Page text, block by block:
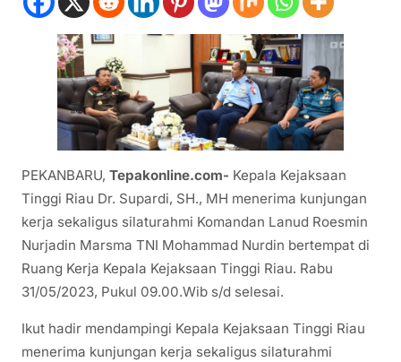
PEKANBARU, Tepakonline.com- Kepala Kejaksaan
Tinggi Riau Dr. Supardi, SH., MH menerima kunjungan
kerja sekaligus silaturahmi Komandan Lanud Roesmin
Nurjadin Marsma TNI Mohammad Nurdin bertempat di
Ruang Kerja Kepala Kejaksaan Tinggi Riau. Rabu
31/05/2023, Pukul 09.00.Wib s/d selesai.
Ikut hadir mendampingi Kepala Kejaksaan Tinggi Riau
menerima kunjungan kerja sekaligus silaturahmi